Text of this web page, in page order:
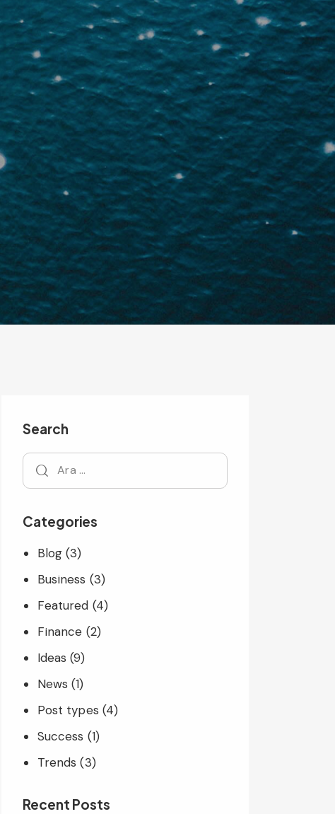
Search
Categories
Blog (3)
Business (3)
Featured (4)
Finance (2)
Ideas (9)
News (1)
Post types (4)
Success (1)
Trends (3)
Recent Posts